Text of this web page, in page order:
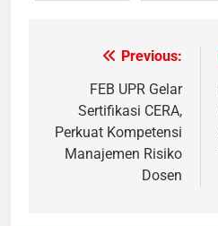
navigation
Previous:
FEB UPR Gelar
Sertifikasi CERA,
Perkuat Kompetensi
Manajemen Risiko
Dosen